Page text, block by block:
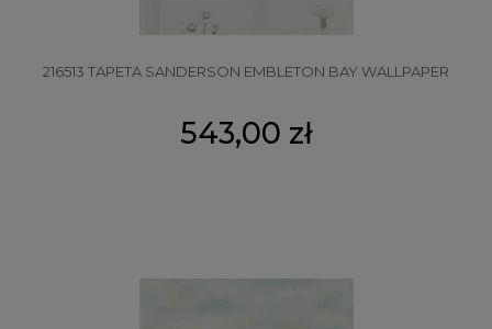
216513 TAPETA SANDERSON EMBLETON BAY WALLPAPER
543,00 zł